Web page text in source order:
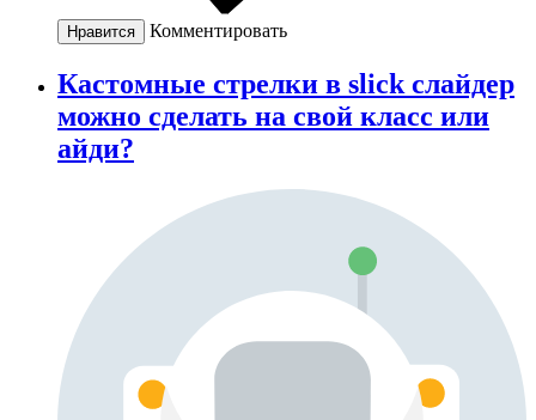
Нравится Комментировать
Кастомные стрелки в slick слайдер
можно сделать на свой класс или
айди?